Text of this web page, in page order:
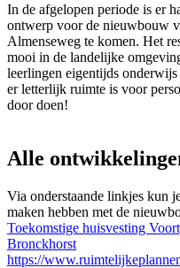
In de afgelopen periode is er
ontwerp voor de nieuwbouw
Almenseweg te komen. Het
mooi in de landelijke
leerlingen eigentijds
er letterlijk ruimte is voor
door doen!
Alle
Via onderstaande linkjes kun
maken hebben met de
Toekomstige huisvesting
Bronckhorst
https://